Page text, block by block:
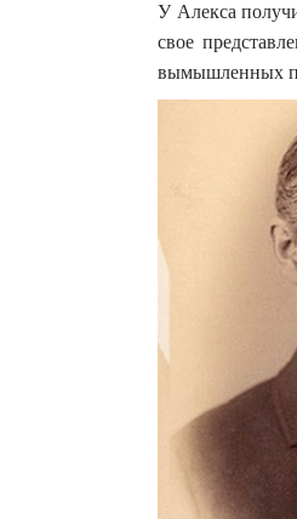
У Алекса
свое
вымышленных